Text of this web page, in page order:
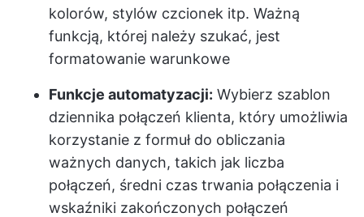
kolorów, stylów czcionek itp. Ważną
funkcją, której należy szukać, jest
formatowanie warunkowe
Funkcje automatyzacji: Wybierz szablon
dziennika połączeń klienta, który umożliwia
korzystanie z formuł do obliczania
ważnych danych, takich jak liczba
połączeń, średni czas trwania połączenia i
wskaźniki zakończonych połączeń